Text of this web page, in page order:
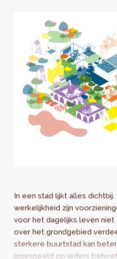
In een stad lijkt alles dichtbij.
werkelijkheid zijn
voor het dagelijks leven niet
over het grondgebied
sterkere buurtstad kan
ingespeeld op ieders